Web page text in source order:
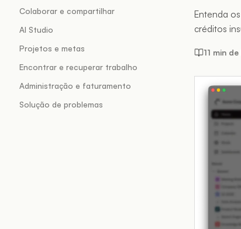
Colaborar e compartilhar
AI Studio
Projetos e metas
Encontrar e recuperar trabalho
Administração e faturamento
Solução de problemas
Entenda
créditos
11 min